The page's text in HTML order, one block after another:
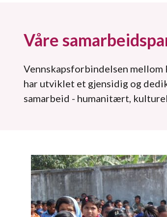
Våre
Vennskapsforbindelsen mellom
har utviklet et gjensidig og
samarbeid - humanitært,